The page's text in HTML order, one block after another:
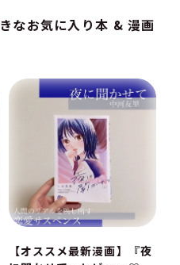
なお気に入り本 & 漫画
【オススメ最新漫画】『夜